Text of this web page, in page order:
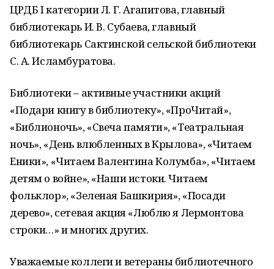
ЦРДБ I категории Л. Г. Агапитова, главный
библиотекарь И. В. Субаева, главный
библиотекарь Сактинской сельской библиотеки
С. А. Исламбуратова.
Библиотеки – активные участники акций
«Подари книгу в библиотеку», «ПроЧитай»,
«Библионочь», «Свеча памяти», «Театральная
ночь», «День влюбленных в Крылова», «Читаем
Еники», «Читаем Валентина Колумба», «Читаем
детям о войне», «Наши истоки. Читаем
фольклор», «Зеленая Башкирия», «Посади
дерево», сетевая акция «Люблю я Лермонтова
строки…» и многих других.
Уважаемые коллеги и ветераны библиотечного